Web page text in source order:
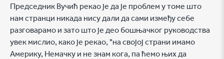
Председник Вучић рекао је да је проблем у томе што
нам странци никада нису дали да сами између себе
разговарамо и зато што је део бошњачког руководства
увек мислио, како је рекао, "на својој страни имамо
Америку, Немачку и не знам кога, па ћемо њих да